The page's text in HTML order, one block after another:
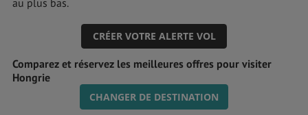
CRÉER VOTRE ALERTE VOL
Comparez et réservez les meilleures offres pour visiter
Hongrie
CHANGER DE DESTINATION